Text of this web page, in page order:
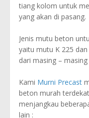
tiang kolom untuk
yang akan di pasang.
Jenis mutu beton
yaitu mutu K 225
dari masing –
Kami Murni Precast
beton murah
menjangkau
lain :